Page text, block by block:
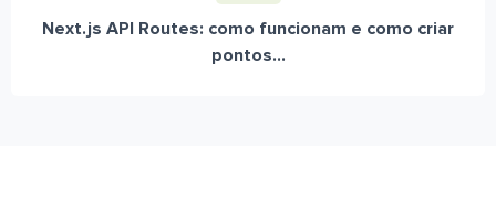
Next.js API Routes: como funcionam e como criar
pontos...